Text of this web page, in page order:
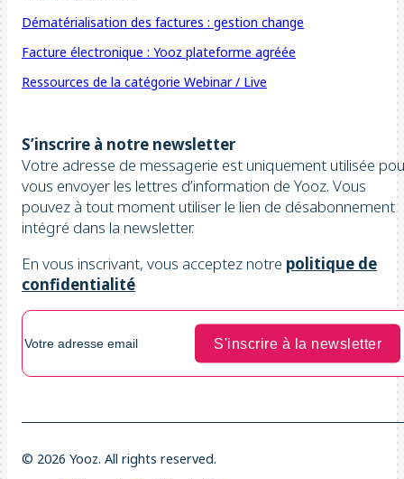
Dématérialisation des factures : gestion change
Facture électronique : Yooz plateforme agréée
Ressources de la catégorie Webinar / Live
S’inscrire à notre newsletter
Votre adresse de messagerie est uniquement utilisée
vous envoyer les lettres d’information de Yooz. Vous
pouvez à tout moment utiliser le lien de désabonnement
intégré dans la newsletter.
En vous inscrivant, vous acceptez notre politique de
confidentialité
© 2026 Yooz. All rights reserved.